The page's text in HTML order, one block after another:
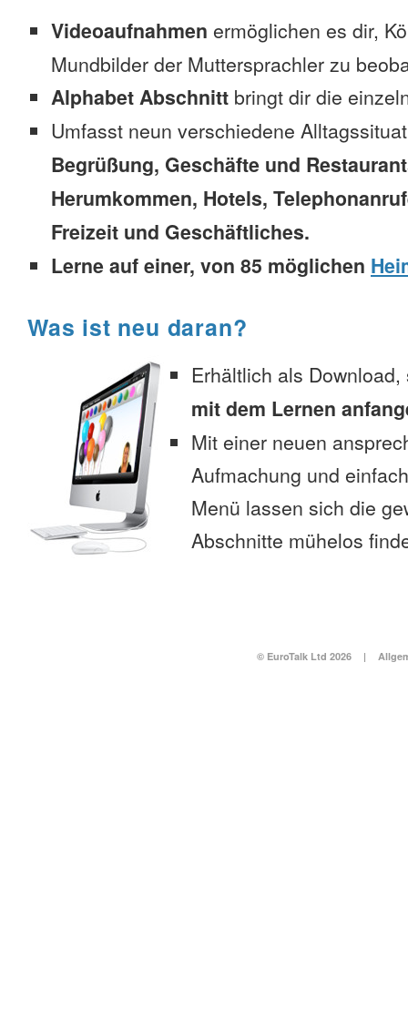
Videoaufnahmen ermöglichen es dir,
Mundbilder der Muttersprachler zu
Alphabet Abschnitt bringt dir die
Umfasst neun verschiedene
Begrüßung, Geschäfte und
Herumkommen, Hotels,
Freizeit und Geschäftliches.
Lerne auf einer, von 85 möglichen
Was ist neu daran?
Erhältlich als
mit dem Lernen
Mit einer neuen
Aufmachung und
Menü lassen sich die
Abschnitte mühelos
© EuroTalk Ltd 2026 |